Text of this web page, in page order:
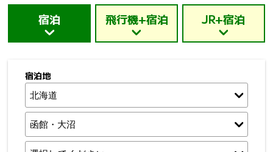
宿泊 飛行機+宿泊 JR+宿泊
宿泊地